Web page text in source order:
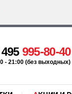
995-80-40
- 21:00 (без выходных)